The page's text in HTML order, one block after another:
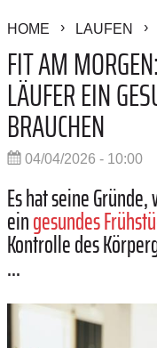
HOME LAUFEN
FIT AM
LÄUFER EIN
BRAUCHEN
04/04/2026 - 10:00
Es hat seine
eingesundes
Kontrolle des
...